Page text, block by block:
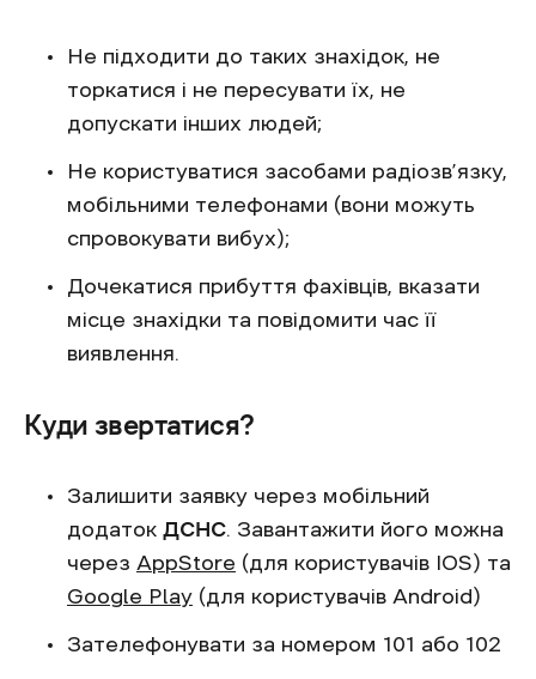
Не підходити до таких знахідок, не
торкатися і не пересувати їх, не
допускати інших людей;
Не користуватися засобами радіозв’язку,
мобільними телефонами (вони можуть
спровокувати вибух);
Дочекатися прибуття фахівців, вказати
місце знахідки та повідомити час її
виявлення.
Куди звертатися?
Залишити заявку через мобільний
додаток ДСНС. Завантажити його можна
через AppStore (для користувачів IOS) та
Google Play (для користувачів Android)
Зателефонувати за номером 101 або 102